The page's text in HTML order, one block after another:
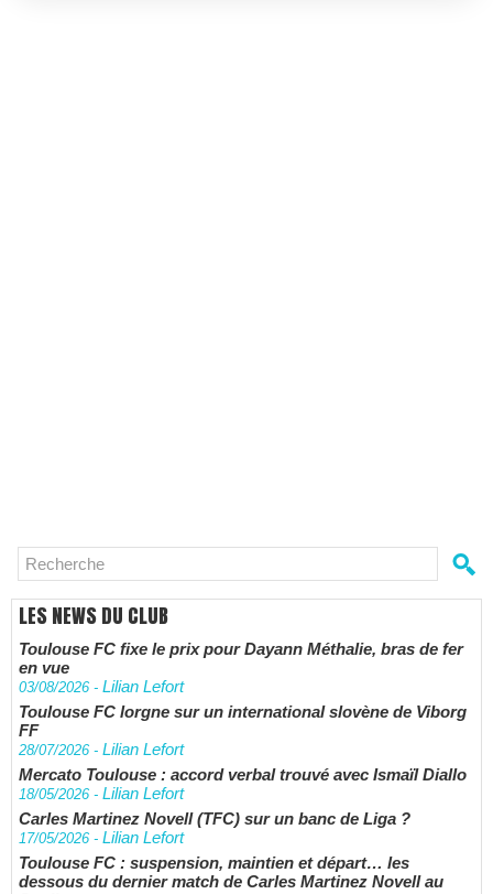
LES NEWS DU CLUB
Toulouse FC fixe le prix pour Dayann Méthalie, bras de fer
en vue
03/08/2026 - Lilian Lefort
Toulouse FC lorgne sur un international slovène de Viborg
FF
28/07/2026 - Lilian Lefort
Mercato Toulouse : accord verbal trouvé avec Ismaïl Diallo
18/05/2026 - Lilian Lefort
Carles Martinez Novell (TFC) sur un banc de Liga ?
17/05/2026 - Lilian Lefort
Toulouse FC : suspension, maintien et départ… les
dessous du dernier match de Carles Martinez Novell au